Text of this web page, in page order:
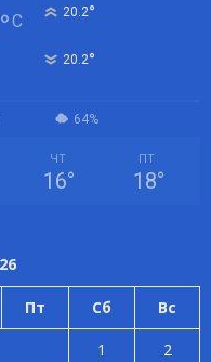
°C 20.2°
20.2°
64%
ЧТ
16°
ПТ
18°
Пт Сб Вс
1
2